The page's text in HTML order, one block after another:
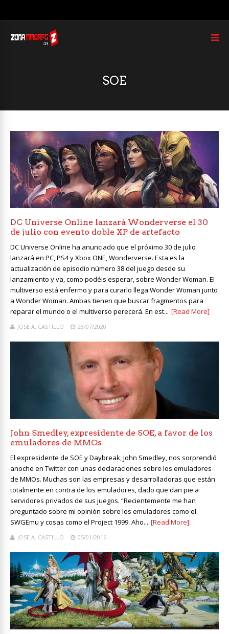
SOE
DC Universe Online lanzará Wonderverse el 30
de julio con evento doble XP de artefacto
DC Universe Online ha anunciado que el próximo 30 de julio
lanzará en PC, PS4 y Xbox ONE, Wonderverse. Esta es la
actualización de episodio número 38 del juego desde su
lanzamiento y va, como podéis esperar, sobre Wonder Woman. El
multiverso está enfermo y para curarlo llega Wonder Woman junto
a Wonder Woman. Ambas tienen que buscar fragmentos para
reparar el mundo o el multiverso perecerá. En est... [Read More]
JOSE A. CASTILLO 28/07/2020
John Smedley, expresidente de SOE, a favor de los
emuladores de MMOs
El expresidente de SOE y Daybreak, John Smedley, nos sorprendió
anoche en Twitter con unas declaraciones sobre los emuladores
de MMOs. Muchas son las empresas y desarrolladoras que están
totalmente en contra de los emuladores, dado que dan pie a
servidores privados de sus juegos. “Recientemente me han
preguntado sobre mi opinión sobre los emuladores como el
SWGEmu y cosas como el Project 1999. Aho... [Read More]
JOSE A. CASTILLO 05/01/2016